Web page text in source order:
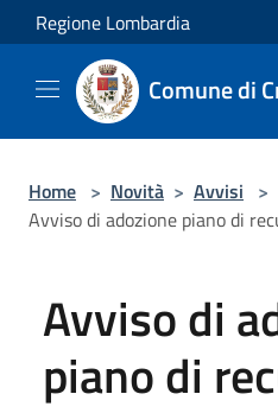
Salta al contenuto principale
Regione Lombardia
Comune di
Home > Novità > Avvisi >
Avviso di adozione piano di
Avviso di
piano di